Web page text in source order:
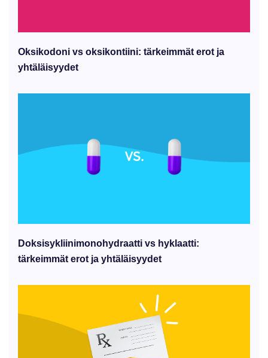
Oksikodoni vs oksikontiini: tärkeimmät erot ja
yhtäläisyydet
Doksisykliinimonohydraatti vs hyklaatti:
tärkeimmät erot ja yhtäläisyydet